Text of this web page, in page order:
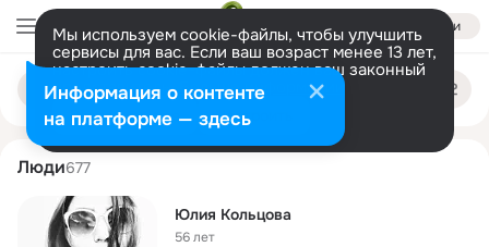
Войти
Мы используем cookie-файлы, чтобы улучшить
сервисы для вас. Если ваш возраст менее 13 лет,
настроить cookie-файлы должен ваш законный
представитель. Больше информации
Разрешить все Настроить
Поиск
людям
yuliya koltsova
Люди677
Юлия Кольцова
56 лет
Информация о контенте
на платформе — здесь